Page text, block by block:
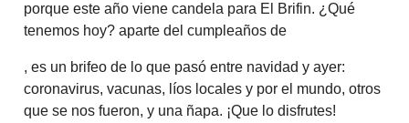
porque este año viene candela para El Brifin. ¿Qué
tenemos hoy? aparte del cumpleaños de
, es un brifeo de lo que pasó entre navidad y ayer:
coronavirus, vacunas, líos locales y por el mundo, otros
que se nos fueron, y una ñapa. ¡Que lo disfrutes!